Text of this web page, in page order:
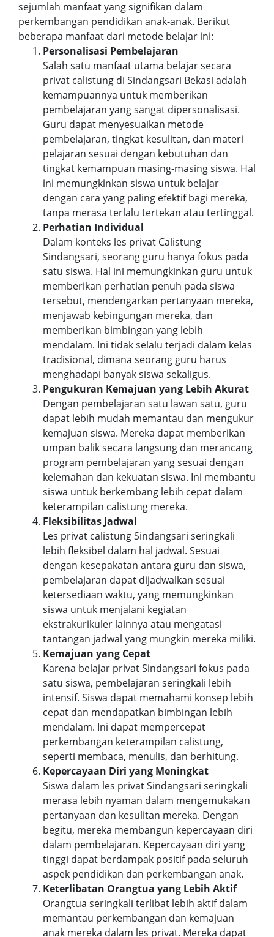
sejumlah manfaat yang signifikan dalam
perkembangan pendidikan anak-anak. Berikut
beberapa manfaat dari metode belajar ini:
Personalisasi Pembelajaran
Salah satu manfaat utama belajar secara
privat calistung di Sindangsari Bekasi adalah
kemampuannya untuk memberikan
pembelajaran yang sangat dipersonalisasi.
Guru dapat menyesuaikan metode
pembelajaran, tingkat kesulitan, dan materi
pelajaran sesuai dengan kebutuhan dan
tingkat kemampuan masing-masing siswa. Hal
ini memungkinkan siswa untuk belajar
dengan cara yang paling efektif bagi mereka,
tanpa merasa terlalu tertekan atau tertinggal.
Perhatian Individual
Dalam konteks les privat Calistung
Sindangsari, seorang guru hanya fokus pada
satu siswa. Hal ini memungkinkan guru untuk
memberikan perhatian penuh pada siswa
tersebut, mendengarkan pertanyaan mereka,
menjawab kebingungan mereka, dan
memberikan bimbingan yang lebih
mendalam. Ini tidak selalu terjadi dalam kelas
tradisional, dimana seorang guru harus
menghadapi banyak siswa sekaligus.
Pengukuran Kemajuan yang Lebih Akurat
Dengan pembelajaran satu lawan satu, guru
dapat lebih mudah memantau dan mengukur
kemajuan siswa. Mereka dapat memberikan
umpan balik secara langsung dan merancang
program pembelajaran yang sesuai dengan
kelemahan dan kekuatan siswa. Ini membantu
siswa untuk berkembang lebih cepat dalam
keterampilan calistung mereka.
Fleksibilitas Jadwal
Les privat calistung Sindangsari seringkali
lebih fleksibel dalam hal jadwal. Sesuai
dengan kesepakatan antara guru dan siswa,
pembelajaran dapat dijadwalkan sesuai
ketersediaan waktu, yang memungkinkan
siswa untuk menjalani kegiatan
ekstrakurikuler lainnya atau mengatasi
tantangan jadwal yang mungkin mereka miliki.
Kemajuan yang Cepat
Karena belajar privat Sindangsari fokus pada
satu siswa, pembelajaran seringkali lebih
intensif. Siswa dapat memahami konsep lebih
cepat dan mendapatkan bimbingan lebih
mendalam. Ini dapat mempercepat
perkembangan keterampilan calistung,
seperti membaca, menulis, dan berhitung.
Kepercayaan Diri yang Meningkat
Siswa dalam les privat Sindangsari seringkali
merasa lebih nyaman dalam mengemukakan
pertanyaan dan kesulitan mereka. Dengan
begitu, mereka membangun kepercayaan diri
dalam pembelajaran. Kepercayaan diri yang
tinggi dapat berdampak positif pada seluruh
aspek pendidikan dan perkembangan anak.
Keterlibatan Orangtua yang Lebih Aktif
Orangtua seringkali terlibat lebih aktif dalam
memantau perkembangan dan kemajuan
anak mereka dalam les privat. Mereka dapat